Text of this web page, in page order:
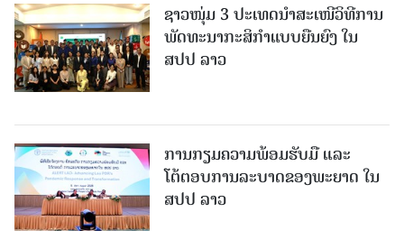
ຊາວໜຸ່ມ 3 ປະເທດນຳສະເໜີວິທີການ
ພັດທະນາກະສິກຳແບບຍືນຍົງ ໃນ
ສປປ ລາວ
ການກຽມຄວາມພ້ອມຮັບມື ແລະ
ໂຕ້ຕອບການລະບາດຂອງພະຍາດ ໃນ
ສປປ ລາວ